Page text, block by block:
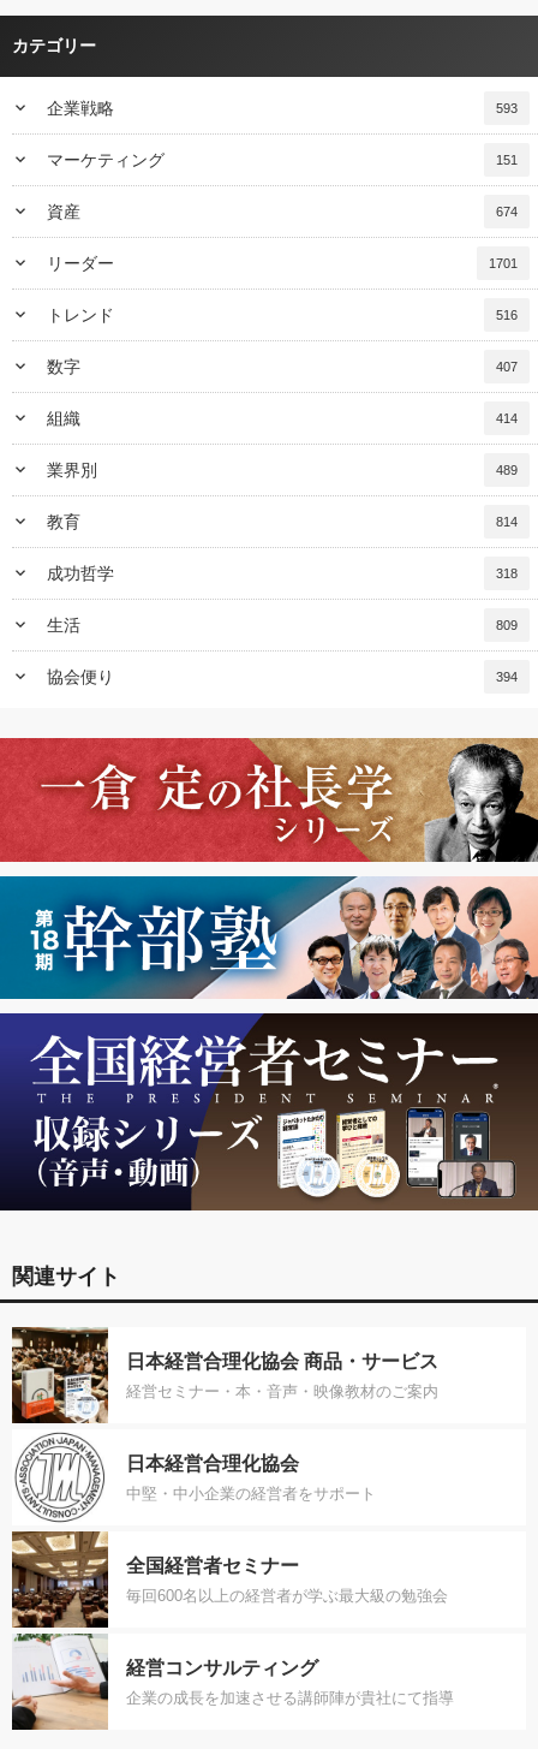
カテゴリー
keyboard_arrow_down 企業戦略 593
keyboard_arrow_down マーケティング 151
keyboard_arrow_down 資産 674
keyboard_arrow_down リーダー 1701
keyboard_arrow_down トレンド 516
keyboard_arrow_down 数字 407
keyboard_arrow_down 組織 414
keyboard_arrow_down 業界別 489
keyboard_arrow_down 教育 814
keyboard_arrow_down 成功哲学 318
keyboard_arrow_down 生活 809
keyboard_arrow_down 協会便り 394
関連サイト
日本経営合理化協会 商品・サービス
経営セミナー・本・音声・映像教材のご案内
日本経営合理化協会
中堅・中小企業の経営者をサポート
全国経営者セミナー
毎回600名以上の経営者が学ぶ最大級の勉強会
経営コンサルティング
企業の成長を加速させる講師陣が貴社にて指導